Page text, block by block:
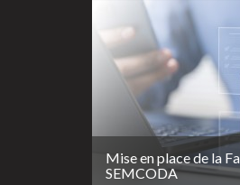
Mise en place de la
SEMCODA